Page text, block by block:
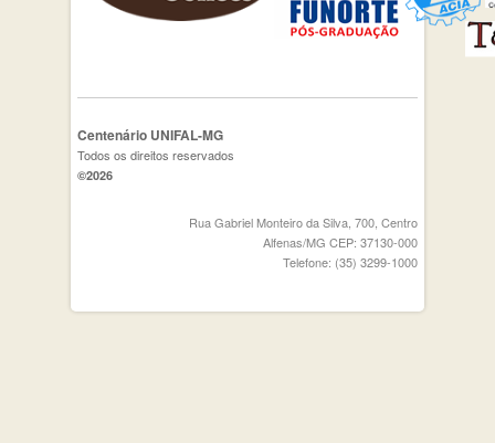
Centenário UNIFAL-MG
Todos os direitos reservados
©2026
Rua Gabriel Monteiro da Silva, 700, Centro
Alfenas/MG CEP: 37130-000
Telefone: (35) 3299-1000